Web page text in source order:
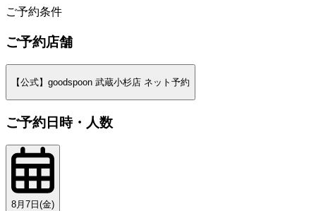
ご予約条件
ご予約店舗
【公式】goodspoon 武蔵小杉店 ネット予約
ご予約日時・人数
8月7日(金)